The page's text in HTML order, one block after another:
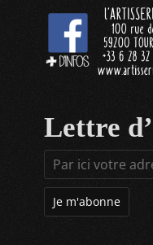
Lettre